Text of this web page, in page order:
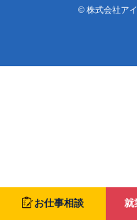
お仕事相談 就
© 株式会社ア